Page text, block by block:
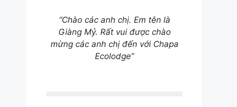
“Chào các anh chị. Em tên là
Giàng Mỷ. Rất vui được chào
mừng các anh chị đến với Chapa
Ecolodge”